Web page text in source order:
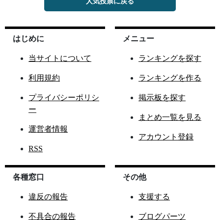
はじめに
当サイトについて
利用規約
プライバシーポリシ
ー
運営者情報
RSS
メニュー
ランキングを探す
ランキングを作る
掲示板を探す
まとめ一覧を見る
アカウント登録
各種窓口
違反の報告
不具合の報告
その他
支援する
ブログパーツ